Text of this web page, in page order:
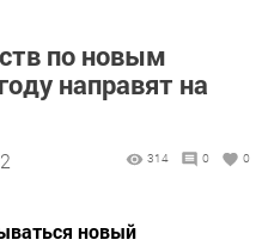
по новым
направят на
314 0 0
новый